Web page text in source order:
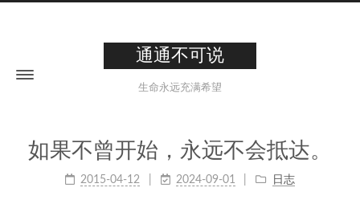
通通不可说
生命永远充满希望
如果不曾开始，永远不会抵达。
2015-04-12 2024-09-01 日志